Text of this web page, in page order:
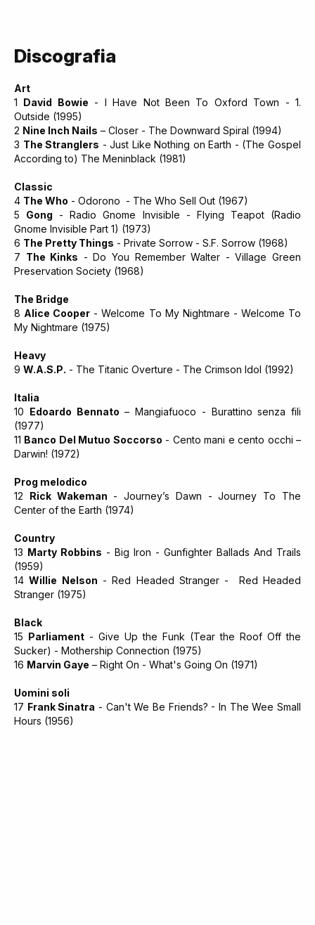
Discografia
Art
1 David Bowie - I Have Not Been To Oxford Town - 1.
Outside (1995)
2 Nine Inch Nails – Closer - The Downward Spiral (1994)
3 The Stranglers - Just Like Nothing on Earth - (The Gospel
According to) The Meninblack (1981)
Classic
4 The Who - Odorono - The Who Sell Out (1967)
5 Gong - Radio Gnome Invisible - Flying Teapot (Radio
Gnome Invisible Part 1) (1973)
6 The Pretty Things - Private Sorrow - S.F. Sorrow (1968)
7 The Kinks - Do You Remember Walter - Village Green
Preservation Society (1968)
The Bridge
8 Alice Cooper - Welcome To My Nightmare - Welcome To
My Nightmare (1975)
Heavy
9 W.A.S.P. - The Titanic Overture - The Crimson Idol (1992)
Italia
10 Edoardo Bennato – Mangiafuoco - Burattino senza fili
(1977)
11 Banco Del Mutuo Soccorso - Cento mani e cento occhi –
Darwin! (1972)
Prog melodico
12 Rick Wakeman - Journey’s Dawn - Journey To The
Center of the Earth (1974)
Country
13 Marty Robbins - Big Iron - Gunfighter Ballads And Trails
(1959)
14Willie Nelson - Red Headed Stranger - Red Headed
Stranger (1975)
Black
15 Parliament - Give Up the Funk (Tear the Roof Off the
Sucker) - Mothership Connection (1975)
16 Marvin Gaye – Right On - What's Going On (1971)
Uomini soli
17 Frank Sinatra - Can't We Be Friends? - In The Wee Small
Hours (1956)